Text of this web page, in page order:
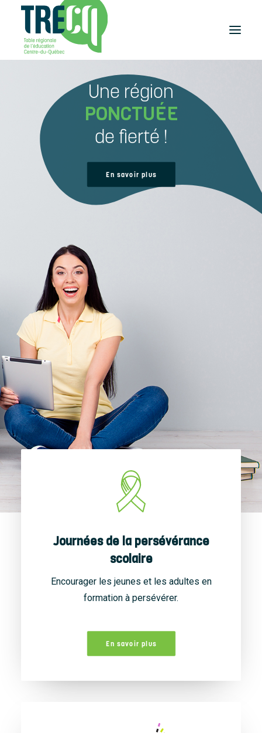
Plaisir de lire
Événements
et activités
études-travail
Accueil
À propos
Nouvelles
Nous joindre
Une région
PONCTUÉE
de fierté !
En savoir plus
Journées de la persévérance
scolaire
Encourager les jeunes et les adultes en
formation à persévérer.
En savoir plus